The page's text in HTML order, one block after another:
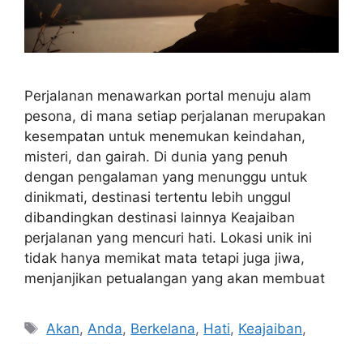
Perjalanan menawarkan portal menuju alam
pesona, di mana setiap perjalanan merupakan
kesempatan untuk menemukan keindahan,
misteri, dan gairah. Di dunia yang penuh
dengan pengalaman yang menunggu untuk
dinikmati, destinasi tertentu lebih unggul
dibandingkan destinasi lainnya Keajaiban
perjalanan yang mencuri hati. Lokasi unik ini
tidak hanya memikat mata tetapi juga jiwa,
menjanjikan petualangan yang akan membuat
Tags
Akan,Anda, Berkelana, Hati, Keajaiban,